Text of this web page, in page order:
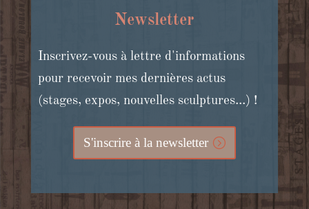
Newsletter
Inscrivez-vous à lettre d'informations
pour recevoir mes dernières actus
(stages, expos, nouvelles sculptures...) !
S'inscrire à la newsletter